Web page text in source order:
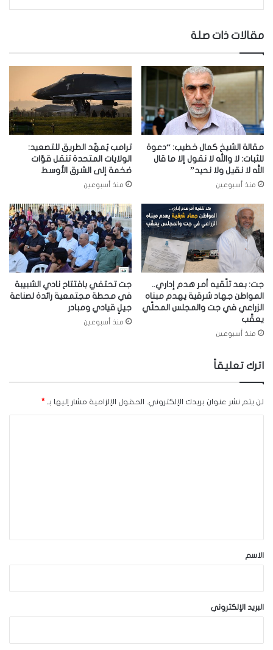
مقالات ذات صلة
مقالة الشيخ كمال خطيب: “دعوة
للثبات: لا والله لا نقول إلا ما قال
الله لا نقيل ولا نحيد”
منذ أسبوعين
ترامب يُمهّد الطريق للتصعيد:
الولايات المتحدة تنقل قوّات
ضخمة إلى الشرق الأوسط
منذ أسبوعين
جت: بعد تلّقيه أمر هدم إداري..
المواطن جهاد شرقية يهدم مبناه
الزراعي في جت والمجلس المحلّي
يعقّب
منذ أسبوعين
جت تحتفي بافتتاح نادي الشبيبة
في محطة مجتمعية رائدة لصناعة
جيلٍ قيادي ومبادر
منذ أسبوعين
اترك تعليقاً
لن يتم نشر عنوان بريدك الإلكتروني. الحقول الإلزامية مشار إليها بـ *
*الاسم
البريد الإلكتروني